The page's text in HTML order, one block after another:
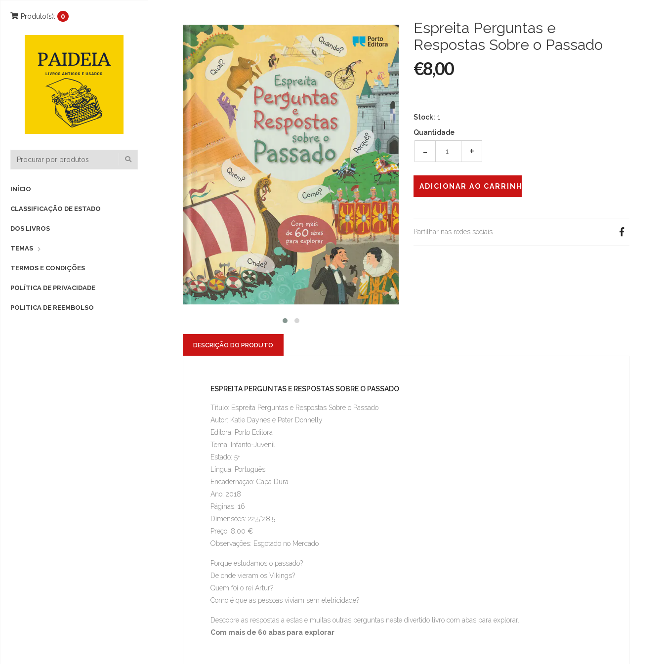
Produto(s): 0
INÍCIO
CLASSIFICAÇÃO DE ESTADO
DOS LIVROS
TEMAS
TERMOS E CONDIÇÕES
POLÍTICA DE PRIVACIDADE
POLITICA DE REEMBOLSO
Espreita Perguntas e
Respostas Sobre o Passado
€8,00
Stock: 1
Quantidade
- +
Partilhar nas redes sociais
DESCRIÇÃO DO PRODUTO
ESPREITA PERGUNTAS E RESPOSTAS SOBRE O PASSADO
Título: Espreita Perguntas e Respostas Sobre o Passado
Autor: Katie Daynes e Peter Donnelly
Editora: Porto Editora
Tema: Infanto-Juvenil
Estado: 5+
Língua: Português
Encadernação: Capa Dura
Ano: 2018
Páginas: 16
Dimensões: 22,5*28,5
Preço: 8,00 €
Observações: Esgotado no Mercado
Porque estudamos o passado?
De onde vieram os Vikings?
Quem foi o rei Artur?
Como é que as pessoas viviam sem eletricidade?
Descobre as respostas a estas e muitas outras perguntas neste divertido livro com abas para explorar.
Com mais de 60 abas para explorar